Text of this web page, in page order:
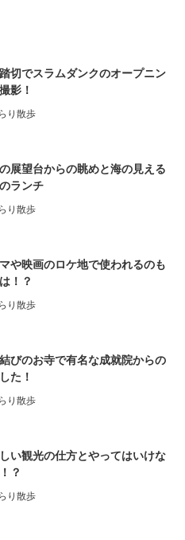
切でスラムダンクのオープニン
影！
り散歩
展望台からの眺めと海の見える
ランチ
り散歩
や映画のロケ地で使われるのも
！？
り散歩
びのお寺で有名な成就院からの
た！
り散歩
い観光の仕方とやってはいけな
？
り散歩